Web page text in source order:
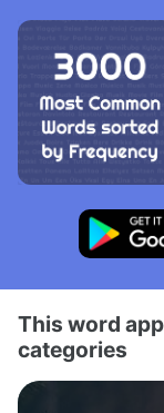
This word
categories